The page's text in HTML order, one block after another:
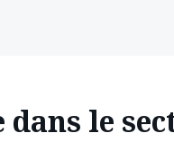
dans le